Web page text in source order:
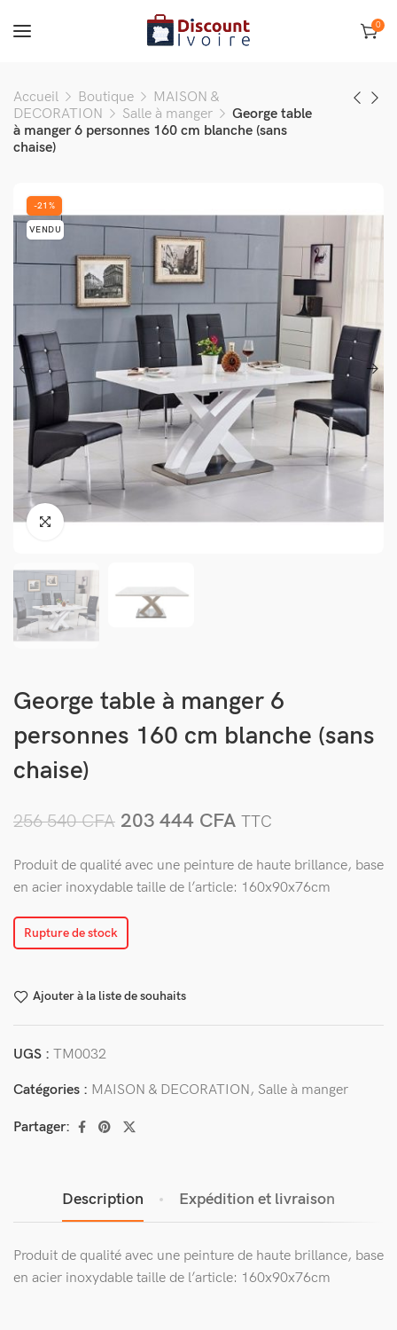
0
Accueil Boutique
MAISON &
DECORATION
Salle à manger
George table
à manger 6 personnes 160 cm blanche (sans
chaise)
-21%
VENDU
George table à manger 6
personnes 160 cm blanche (sans
chaise)
256 540CFA 203 444 CFA TTC
Produit de qualité avec une peinture de haute brillance, base
en acier inoxydable taille de l’article: 160x90x76cm
Rupture de stock
Ajouter à la liste de souhaits
UGS : TM0032
Catégories : MAISON & DECORATION, Salle à manger
Partager:
Description Expédition et livraison
Produit de qualité avec une peinture de haute brillance, base
en acier inoxydable taille de l’article: 160x90x76cm